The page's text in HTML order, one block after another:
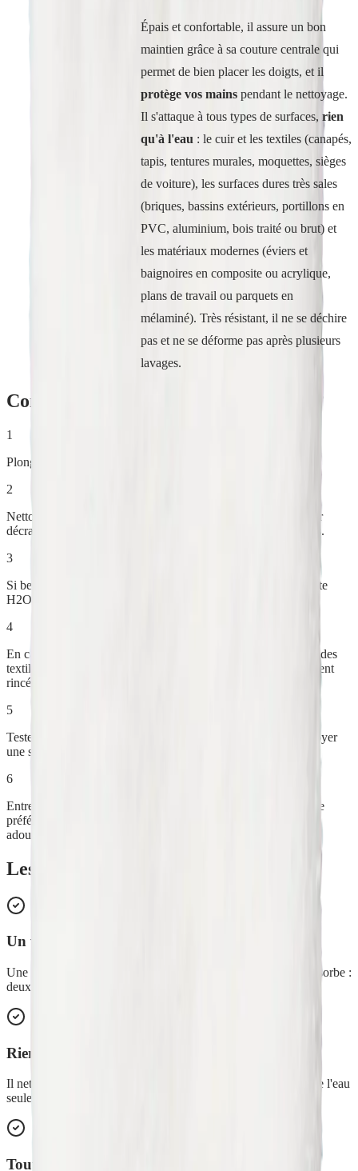
Épais et confortable, il assure un bon
maintien grâce à sa couture centrale qui
permet de bien placer les doigts, et il
protège vos mains pendant le nettoyage.
Il s'attaque à tous types de surfaces, rien
qu'à l'eau : le cuir et les textiles (canapés,
tapis, tentures murales, moquettes, sièges
de voiture), les surfaces dures très sales
(briques, bassins extérieurs, portillons en
PVC, aluminium, bois traité ou brut) et
les matériaux modernes (éviers et
baignoires en composite ou acrylique,
plans de travail ou parquets en
mélaminé). Très résistant, il ne se déchire
pas et ne se déforme pas après plusieurs
lavages.
Comment utiliser ?
1
Plongez le Gant dans l'eau chaude, puis essorez-le fortement.
2
Nettoyez la surface en utilisant la face qui convient : picot pour
décrasser et désincruster, face douce pour les surfaces délicates.
3
Si besoin, absorbez l'excédent d'humidité avec une Chiffonnette
H2O at Home.
4
En cas d'utilisation combinée avec l'Oxypur ou le Netépur sur des
textiles, effectuez un second passage avec le Gant soigneusement
rincé.
5
Testez toujours le Gant sur une zone non visible avant de nettoyer
une surface entière.
6
Entretien machine : placez-le dans un filet de lavage et lavez de
préférence avec la Lessive Solide à partir de 40 °C. Sans
adoucissant ni javel, et sans repassage.
Les avantages de
Un vrai 2-en-1
Une face picot qui gratte et désincruste, une face douce qui absorbe :
deux outils en un seul gant.
Rien qu'à l'eau
Il nettoie et décrasse les surfaces les plus inimaginables avec de l'eau
seule, sans produit chimique.
Toutes les surfaces